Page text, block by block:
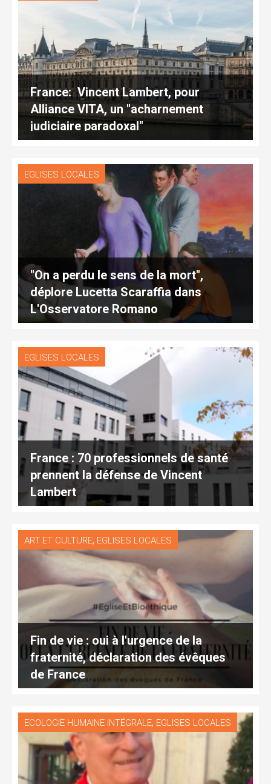
France: Vincent Lambert, pour
Alliance VITA, un "acharnement
judiciaire paradoxal"
EGLISES LOCALES
"On a perdu le sens de la mort",
déplore Lucetta Scaraffia dans
L'Osservatore Romano
EGLISES LOCALES
France : 70 professionnels de santé
prennent la défense de Vincent
Lambert
ART ET CULTURE, EGLISES LOCALES
Fin de vie : oui à l'urgence de la
fraternité, déclaration des évêques
de France
ECOLOGIE HUMAINE INTÉGRALE, EGLISES LOCALES